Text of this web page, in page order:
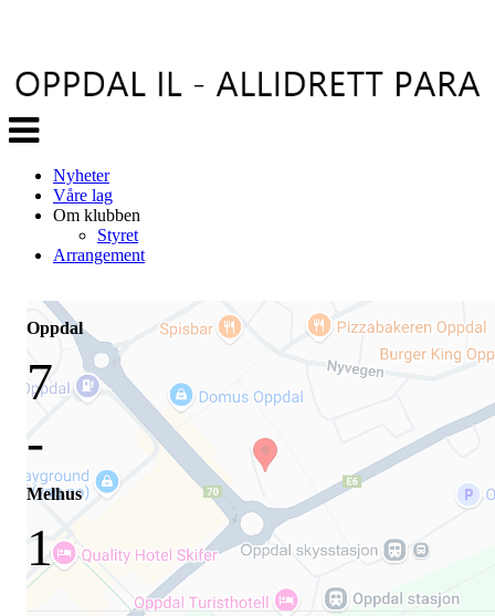
Veksle
navigasjon
Nyheter
Våre lag
Om klubben
Styret
Arrangement
Oppdal
7
-
Melhus
1